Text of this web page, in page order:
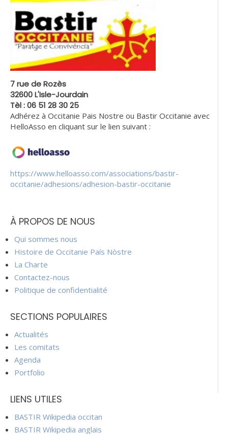
7 rue de Rozès
32600 L'Isle-Jourdain
Tèl : 06 51 28 30 25
Adhérez à Occitanie Pais Nostre ou Bastir Occitanie avec
HelloAsso en cliquant sur le lien suivant :
https://www.helloasso.com/associations/bastir-
occitanie/adhesions/adhesion-bastir-occitanie
À PROPOS DE NOUS
Qui sommes nous
Histoire de Occitanie País Nòstre
La Charte
Contactez-nous
Politique de confidentialité
SECTIONS POPULAIRES
Actualités
Les comitats
Agenda
Portfolio
LIENS UTILES
BASTIR Wikipedia occitan
BASTIR Wikipedia anglais